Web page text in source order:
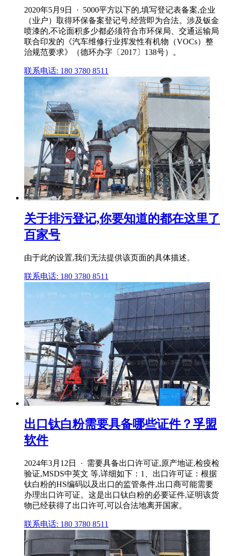
2020年5月9日 · 5000平方以下的,填写登记表备案,企业
（业户）取得环保备案登记号,经营即为合法。涉及钣金
喷漆的,不论面积多少都必须符合市环保局、交通运输局
联合印发的《汽车维修行业挥发性有机物（VOCs）整
治规范要求》（德环办字〔2017〕138号）。
联系电话: 180 3780 8511
关于排污登记,你要知道的都在这里了
百家号
由于此的设置,我们无法提供该页面的具体描述。
联系电话: 180 3780 8511
出口钛白粉需要具备哪些证件？孚盟
软件
2024年3月12日 · 需要具备出口许可证,原产地证,检疫检
验证,MSDS中英文 等,详细如下：1、出口许可证：根据
钛白粉的HS编码以及出口的监管条件,出口商可能需要
办理出口许可证。这是出口钛白粉的必要证件,证明该货
物已经获得了出口许可,可以合法地离开国家。
联系电话: 180 3780 8511